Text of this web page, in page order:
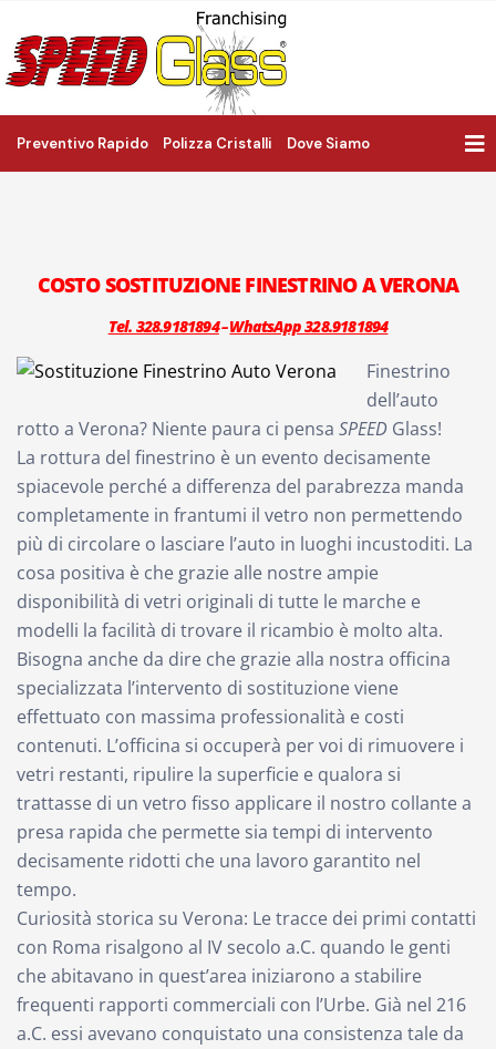
Preventivo Rapido Polizza Cristalli Dove Siamo
COSTO SOSTITUZIONE FINESTRINO A VERONA
Tel. 328.9181894–WhatsApp 328.9181894
Finestrino
dell’auto
rotto a Verona? Niente paura ci pensa SPEED Glass!
La rottura del finestrino è un evento decisamente
spiacevole perché a differenza del parabrezza manda
completamente in frantumi il vetro non permettendo
più di circolare o lasciare l’auto in luoghi incustoditi. La
cosa positiva è che grazie alle nostre ampie
disponibilità di vetri originali di tutte le marche e
modelli la facilità di trovare il ricambio è molto alta.
Bisogna anche da dire che grazie alla nostra officina
specializzata l’intervento di sostituzione viene
effettuato con massima professionalità e costi
contenuti. L’officina si occuperà per voi di rimuovere i
vetri restanti, ripulire la superficie e qualora si
trattasse di un vetro fisso applicare il nostro collante a
presa rapida che permette sia tempi di intervento
decisamente ridotti che una lavoro garantito nel
tempo.
Curiosità storica su Verona: Le tracce dei primi contatti
con Roma risalgono al IV secolo a.C. quando le genti
che abitavano in quest’area iniziarono a stabilire
frequenti rapporti commerciali con l’Urbe. Già nel 216
a.C. essi avevano conquistato una consistenza tale da